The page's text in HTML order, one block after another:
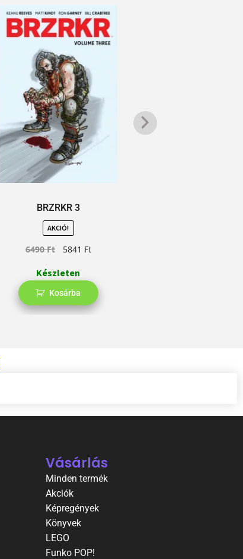
BRZRKR 3
AKCIÓ!
6490Ft 5841 Ft
Készleten
Kosárba
Vásárlás
Minden termék
Akciók
Képregények
Könyvek
LEGO
Funko POP!